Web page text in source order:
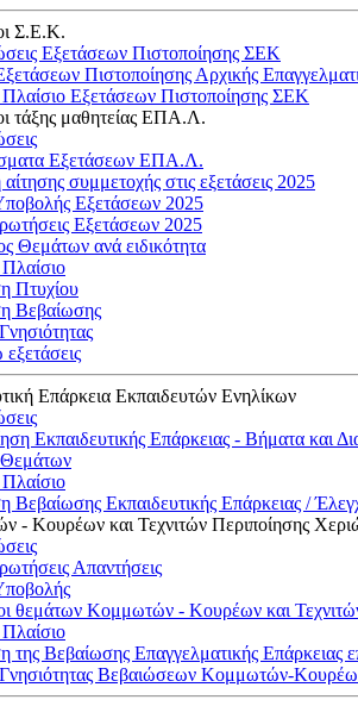
Σ.Ε.Κ.
Εξετάσεων Πιστοποίησης ΣΕΚ
Πιστοποίησης Αρχικής
Εξετάσεων Πιστοποίησης ΣΕΚ
τάξης μαθητείας ΕΠΑ.Λ.
Εξετάσεων ΕΠΑ.Λ.
συμμετοχής στις εξετάσεις 2025
Εξετάσεων 2025
Εξετάσεων 2025
Θεμάτων ανά ειδικότητα
Πτυχίου
Βεβαίωσης
Επάρκεια Εκπαιδευτών Ενηλίκων
Εκπαιδευτικής Επάρκειας - Βήματα και
Βεβαίωσης Εκπαιδευτικής Επάρκειας /
- Κουρέων και Τεχνιτών Περιποίησης
Απαντήσεις
θεμάτων Κομμωτών - Κουρέων και
της Βεβαίωσης Επαγγελματικής
Βεβαιώσεων Κομμωτών-